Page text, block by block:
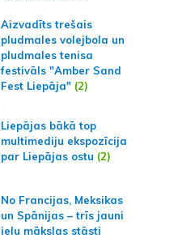
Aizvadīts trešais
pludmales volejbola un
pludmales tenisa
festivāls "Amber Sand
Fest Liepāja" (2)
Liepājas bākā top
multimediju ekspozīcija
par Liepājas ostu (2)
No Francijas, Meksikas
un Spānijas – trīs jauni
ielu mākslas stāsti